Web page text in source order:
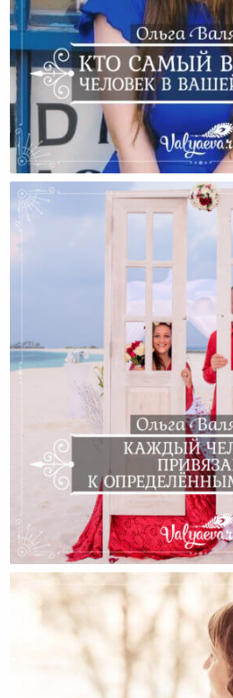
Кто Самый Важный
Каждый Человек Привязан К